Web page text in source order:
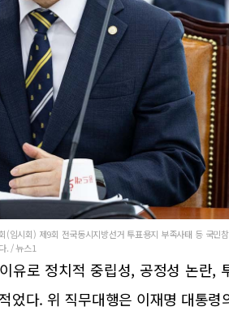
시회) 제9회 전국동시지방선거 투표용지 부족사태 등 국민
. / 뉴스1
유로 정치적 중립성, 공정성 논란,
다. 위 직무대행은 이재명 대통령